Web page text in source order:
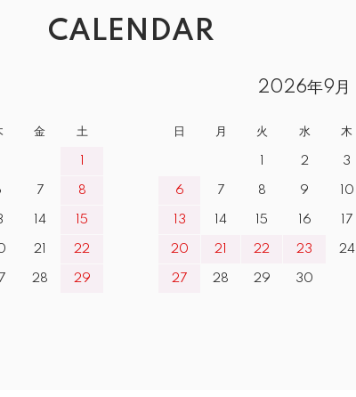
CALENDAR
金 土
7 8
14 15
21 22
28 29
2026年9月
日 月 火 水 木
2 3
6 7 8 9 10
13 14 15 16 17
20 21 22 23 24
27 28 29 30